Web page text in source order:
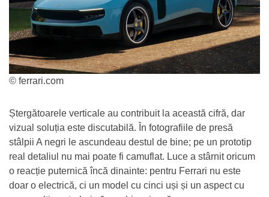
© ferrari.com
Ștergătoarele verticale au contribuit la această cifră, dar
vizual soluția este discutabilă. În fotografiile de presă
stâlpii A negri le ascundeau destul de bine; pe un prototip
real detaliul nu mai poate fi camuflat. Luce a stârnit oricum
o reacție puternică încă dinainte: pentru Ferrari nu este
doar o electrică, ci un model cu cinci uși și un aspect cu